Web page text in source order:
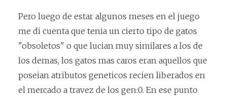
Pero luego de estar algunos meses en el juego
me di cuenta que tenia un cierto tipo de gatos
"obsoletos" o que lucian muy similares a los de
los demas, los gatos mas caros eran aquellos que
poseian atributos geneticos recien liberados en
el mercado a travez de los gen:0. En ese punto